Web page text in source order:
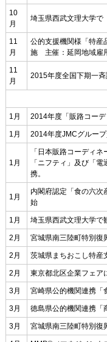
10
月
埼玉県西武文理大学で
11
月
公的支援機関様「特産
施 主催：延岡地域雇
11
月
2015年度全国下期一斉
1月 2014年度「販路コーデ
1月 2014年度JMCグルー
1月
「日本販路コーディ
「ニフティ」及び「電
携。
1月
内閣府認定「食の六次
始
1月 埼玉県西武文理大学で
2月 宮城県南三陸町特別復
2月 茨城県まちおこし特産
2月 東京都北区企業フェア
3月 宮崎県公的機関連携「
3月 徳島県公的機関連携「
3月 宮城県南三陸町特別復